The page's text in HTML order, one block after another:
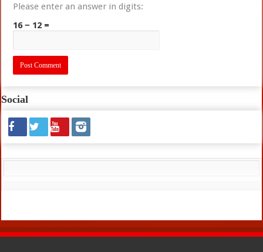
Please enter an answer in digits:
16 − 12 =
Social